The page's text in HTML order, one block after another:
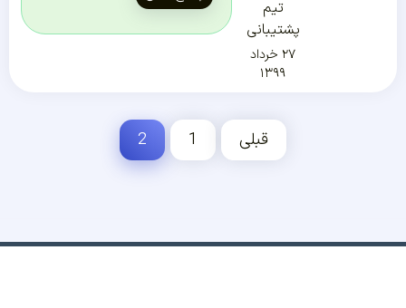
تیم
پشتیبانی
۲۷ خرداد
۱۳۹۹
قبلی 1
2